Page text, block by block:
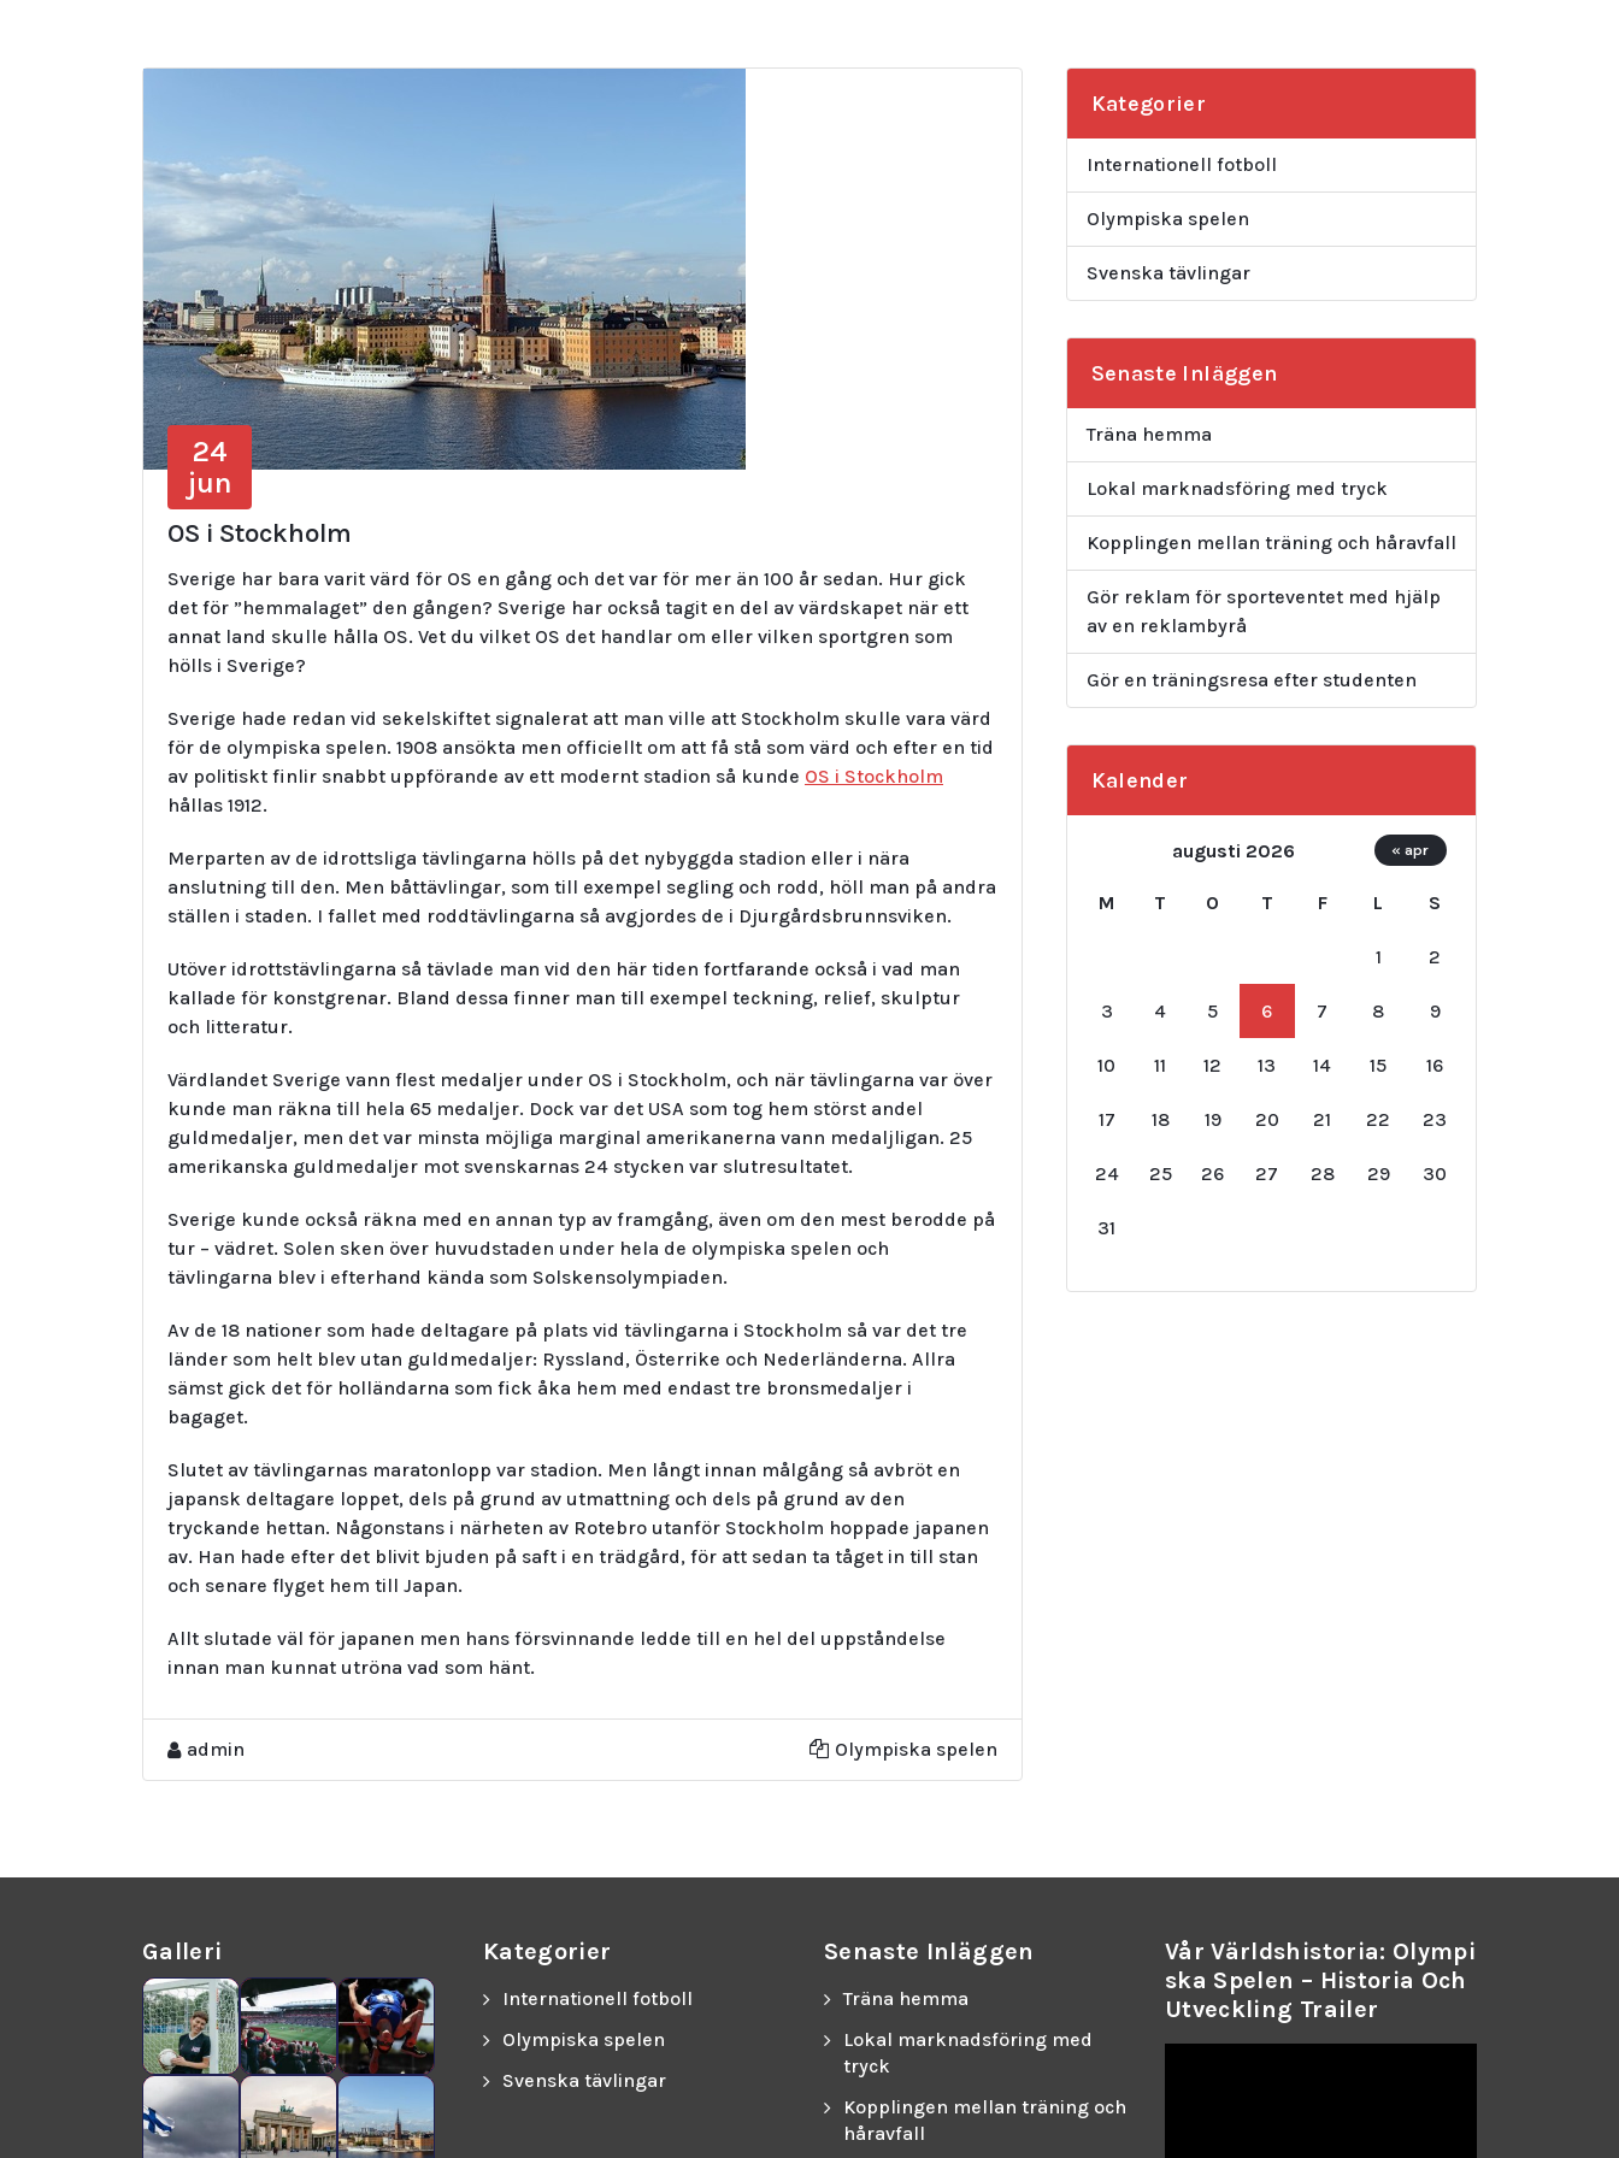
24
jun
OS i Stockholm
Sverige har bara varit värd för OS en gång och det var för mer än 100 år sedan. Hur gick
det för ”hemmalaget” den gången? Sverige har också tagit en del av värdskapet när ett
annat land skulle hålla OS. Vet du vilket OS det handlar om eller vilken sportgren som
hölls i Sverige?
Sverige hade redan vid sekelskiftet signalerat att man ville att Stockholm skulle vara värd
för de olympiska spelen. 1908 ansökta men officiellt om att få stå som värd och efter en tid
av politiskt finlir snabbt uppförande av ett modernt stadion så kunde OS i Stockholm
hållas 1912.
Merparten av de idrottsliga tävlingarna hölls på det nybyggda stadion eller i nära
anslutning till den. Men båttävlingar, som till exempel segling och rodd, höll man på andra
ställen i staden. I fallet med roddtävlingarna så avgjordes de i Djurgårdsbrunnsviken.
Utöver idrottstävlingarna så tävlade man vid den här tiden fortfarande också i vad man
kallade för konstgrenar. Bland dessa finner man till exempel teckning, relief, skulptur
och litteratur.
Värdlandet Sverige vann flest medaljer under OS i Stockholm, och när tävlingarna var över
kunde man räkna till hela 65 medaljer. Dock var det USA som tog hem störst andel
guldmedaljer, men det var minsta möjliga marginal amerikanerna vann medaljligan. 25
amerikanska guldmedaljer mot svenskarnas 24 stycken var slutresultatet.
Sverige kunde också räkna med en annan typ av framgång, även om den mest berodde på
tur – vädret. Solen sken över huvudstaden under hela de olympiska spelen och
tävlingarna blev i efterhand kända som Solskensolympiaden.
Av de 18 nationer som hade deltagare på plats vid tävlingarna i Stockholm så var det tre
länder som helt blev utan guldmedaljer: Ryssland, Österrike och Nederländerna. Allra
sämst gick det för holländarna som fick åka hem med endast tre bronsmedaljer i
bagaget.
Slutet av tävlingarnas maratonlopp var stadion. Men långt innan målgång så avbröt en
japansk deltagare loppet, dels på grund av utmattning och dels på grund av den
tryckande hettan. Någonstans i närheten av Rotebro utanför Stockholm hoppade japanen
av. Han hade efter det blivit bjuden på saft i en trädgård, för att sedan ta tåget in till stan
och senare flyget hem till Japan.
Allt slutade väl för japanen men hans försvinnande ledde till en hel del uppståndelse
innan man kunnat utröna vad som hänt.
admin Olympiska spelen
Kategorier
Internationell fotboll
Olympiska spelen
Svenska tävlingar
Senaste Inläggen
Träna hemma
Lokal marknadsföring med tryck
Kopplingen mellan träning och håravfall
Gör reklam för sporteventet med hjälp
av en reklambyrå
Gör en träningsresa efter studenten
Kalender
augusti 2026
M T O T F L S
1 2
3 4 5 6 7 8 9
10 11 12 13 14 15 16
17 18 19 20 21 22 23
24 25 26 27 28 29 30
31
« apr
Galleri Kategorier
Internationell fotboll
Olympiska spelen
Svenska tävlingar
Senaste Inläggen
Träna hemma
Lokal marknadsföring med
tryck
Kopplingen mellan träning och
håravfall
Vår Världshistoria: Olympi
Ska Spelen – Historia Och
Utveckling Trailer